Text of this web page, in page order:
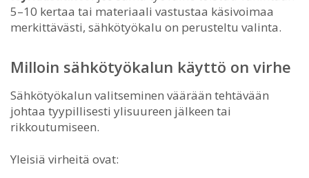
5–10 kertaa tai materiaali vastustaa käsivoimaa
merkittävästi, sähkötyökalu on perusteltu valinta.
Milloin sähkötyökalun käyttö on virhe
Sähkötyökalun valitseminen väärään tehtävään
johtaa tyypillisesti ylisuureen jälkeen tai
rikkoutumiseen.
Yleisiä virheitä ovat: